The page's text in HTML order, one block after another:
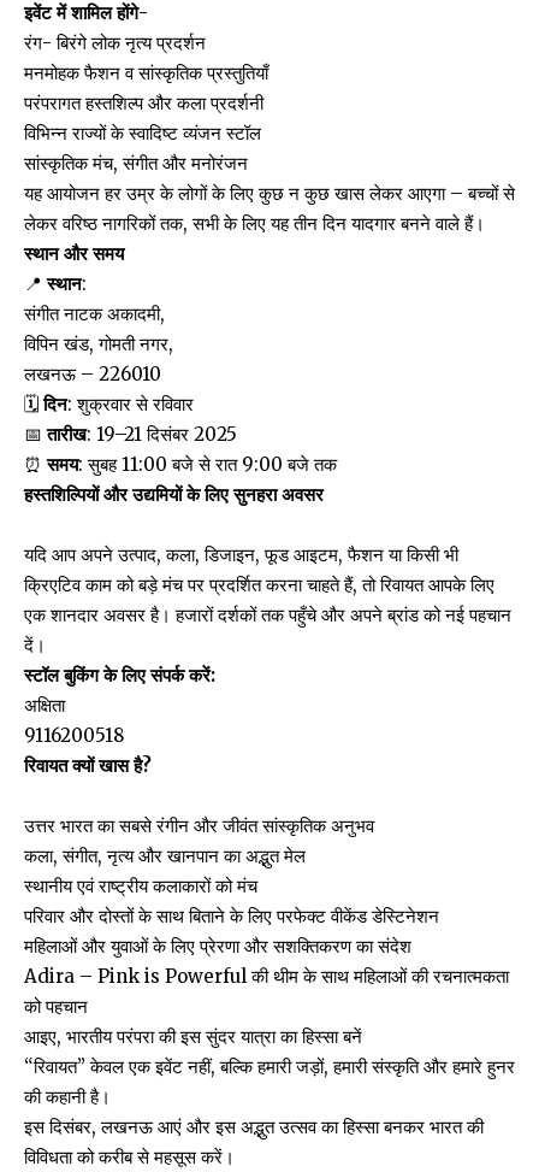
इवेंट में शामिल होंगे-
रंग- बिरंगे लोक नृत्य प्रदर्शन
मनमोहक फैशन व सांस्कृतिक प्रस्तुतियाँ
परंपरागत हस्तशिल्प और कला प्रदर्शनी
विभिन्न राज्यों के स्वादिष्ट व्यंजन स्टॉल
सांस्कृतिक मंच, संगीत और मनोरंजन
यह आयोजन हर उम्र के लोगों के लिए कुछ न कुछ खास लेकर आएगा – बच्चों से
लेकर वरिष्ठ नागरिकों तक, सभी के लिए यह तीन दिन यादगार बनने वाले हैं।
स्थान और समय
📍स्थान:
संगीत नाटक अकादमी,
विपिन खंड, गोमती नगर,
लखनऊ – 226010
🗓️दिन: शुक्रवार से रविवार
📅 तारीख: 19–21 दिसंबर 2025
⏰समय: सुबह 11:00 बजे से रात 9:00 बजे तक
हस्तशिल्पियों और उद्यमियों के लिए सुनहरा अवसर
यदि आप अपने उत्पाद, कला, डिजाइन, फूड आइटम, फैशन या किसी भी
क्रिएटिव काम को बड़े मंच पर प्रदर्शित करना चाहते हैं, तो रिवायत आपके लिए
एक शानदार अवसर है। हजारों दर्शकों तक पहुँचे और अपने ब्रांड को नई पहचान
दें।
स्टॉल बुकिंग के लिए संपर्क करें:
अक्षिता
9116200518
रिवायत क्यों खास है?
उत्तर भारत का सबसे रंगीन और जीवंत सांस्कृतिक अनुभव
कला, संगीत, नृत्य और खानपान का अद्भुत मेल
स्थानीय एवं राष्ट्रीय कलाकारों को मंच
परिवार और दोस्तों के साथ बिताने के लिए परफेक्ट वीकेंड डेस्टिनेशन
महिलाओं और युवाओं के लिए प्रेरणा और सशक्तिकरण का संदेश
Adira – Pink is Powerful की थीम के साथ महिलाओं की रचनात्मकता
को पहचान
आइए, भारतीय परंपरा की इस सुंदर यात्रा का हिस्सा बनें
“रिवायत” केवल एक इवेंट नहीं, बल्कि हमारी जड़ों, हमारी संस्कृति और हमारे हुनर
की कहानी है।
इस दिसंबर, लखनऊ आएं और इस अद्भुत उत्सव का हिस्सा बनकर भारत की
विविधता को करीब से महसूस करें।